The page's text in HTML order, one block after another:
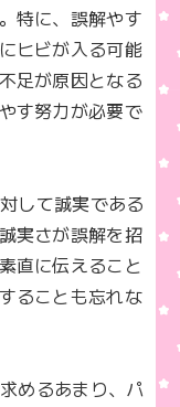
特に、誤解やす
ヒビが入る可能
足が原因となる
す努力が必要で
して誠実である
実さが誤解を招
直に伝えること
ることも忘れな
めるあまり、パ